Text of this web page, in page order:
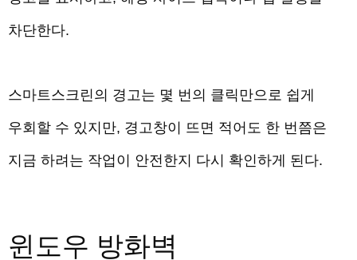
차단한다.
스마트스크린의 경고는 몇 번의 클릭만으로 쉽게
우회할 수 있지만, 경고창이 뜨면 적어도 한 번쯤은
지금 하려는 작업이 안전한지 다시 확인하게 된다.
윈도우 방화벽